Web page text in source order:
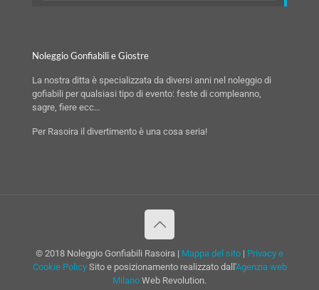
Noleggio Gonfiabili e Giostre
La nostra ditta è specializzata da diversi anni nel noleggio di
gofiabili per qualsiasi tipo di evento: feste di compleanno,
sagre, fiere ecc…
Per Rasoira il divertimento è una cosa seria!
© 2018 Noleggio Gonfiabili Rasoira | Mappa del sito | Privacy e
Cookie PolicySito e posizionamento realizzato dall'Agenzia web
Milano Web Revolution.